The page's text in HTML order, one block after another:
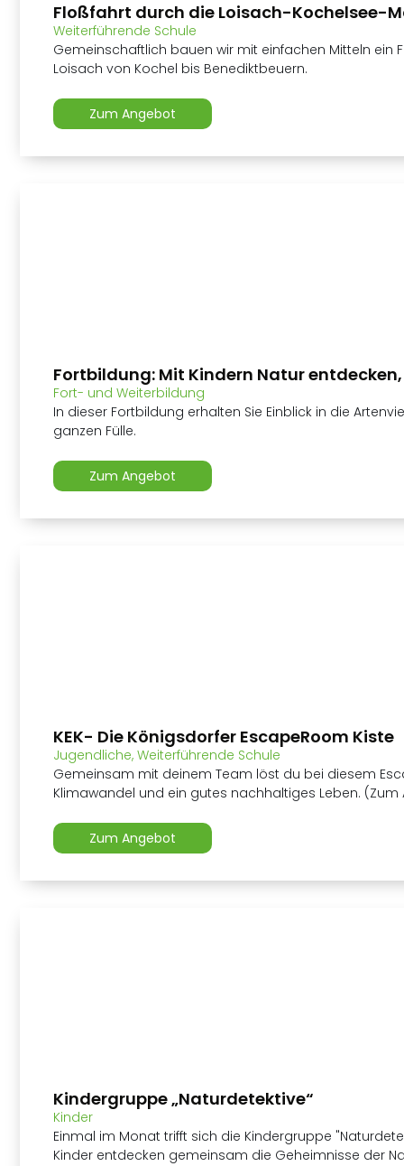
Floßfahrt durch die Loisach-Kochelsee-
Weiterführende Schule
Gemeinschaftlich bauen wir mit einfachen Mitteln ein
Loisach von Kochel bis Benediktbeuern.
Zum Angebot
Fortbildung: Mit Kindern Natur
Fort- und Weiterbildung
In dieser Fortbildung erhalten Sie Einblick in die
ganzen Fülle.
Zum Angebot
KEK- Die Königsdorfer EscapeRoom Kiste
Jugendliche, Weiterführende Schule
Gemeinsam mit deinem Team löst du bei diesem
Klimawandel und ein gutes nachhaltiges Leben. (Zum
Zum Angebot
Kindergruppe „Naturdetektive“
Kinder
Einmal im Monat trifft sich die Kindergruppe
Kinder entdecken gemeinsam die Geheimnisse der